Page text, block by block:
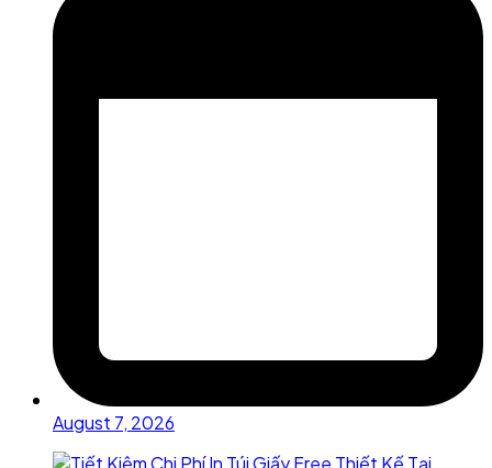
August 7, 2026